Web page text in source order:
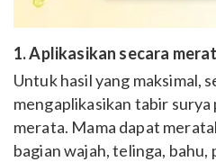
1. Aplikasikan secara
Untuk hasil yang maksimal,
mengaplikasikan tabir surya
merata. Mama dapat
bagian wajah, telinga, bahu,